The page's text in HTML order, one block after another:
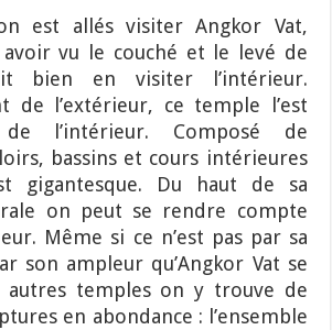
est allés visiter Angkor Vat,
avoir vu le couché et le levé de
bien en visiter l’intérieur.
de l’extérieur, ce temple l’est
l’intérieur. Composé de
bassins et cours intérieures
gigantesque. Du haut de sa
on peut se rendre compte
Même si ce n’est pas par sa
son ampleur qu’Angkor Vat se
autres temples on y trouve de
en abondance : l’ensemble